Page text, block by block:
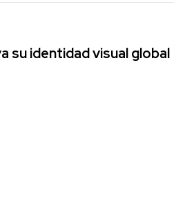
su identidad visual global